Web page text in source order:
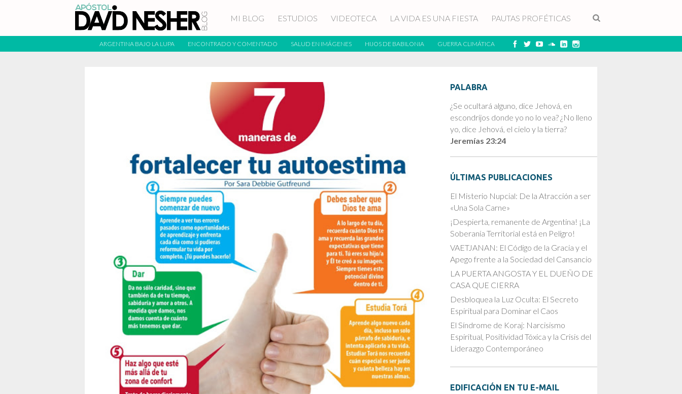
MI BLOG ESTUDIOS VIDEOTECA LA VIDA ES UNA FIESTA PAUTAS PROFÉTICAS
ARGENTINA BAJO LA LUPA ENCONTRADO Y COMENTADO SALUD EN IMÁGENES HIJOS DE BABILONIA GUERRA CLIMÁTICA
PALABRA
¿Se ocultará alguno, dice Jehová, en
escondrijos donde yo no lo vea? ¿No lleno
yo, dice Jehová, el cielo y la tierra?
Jeremías 23:24
ÚLTIMAS PUBLICACIONES
El Misterio Nupcial: De la Atracción a ser
«Una Sola Carne»
¡Despierta, remanente de Argentina! ¡La
Soberanía Territorial está en Peligro!
VAETJANAN: El Código de la Gracia y el
Apego frente a la Sociedad del Cansancio
LA PUERTA ANGOSTA Y EL DUEÑO DE
CASA QUE CIERRA
Desbloquea la Luz Oculta: El Secreto
Espiritual para Dominar el Caos
El Síndrome de Koraj: Narcisismo
Espiritual, Positividad Tóxica y la Crisis del
Liderazgo Contemporáneo
EDIFICACIÓN EN TU E-MAIL